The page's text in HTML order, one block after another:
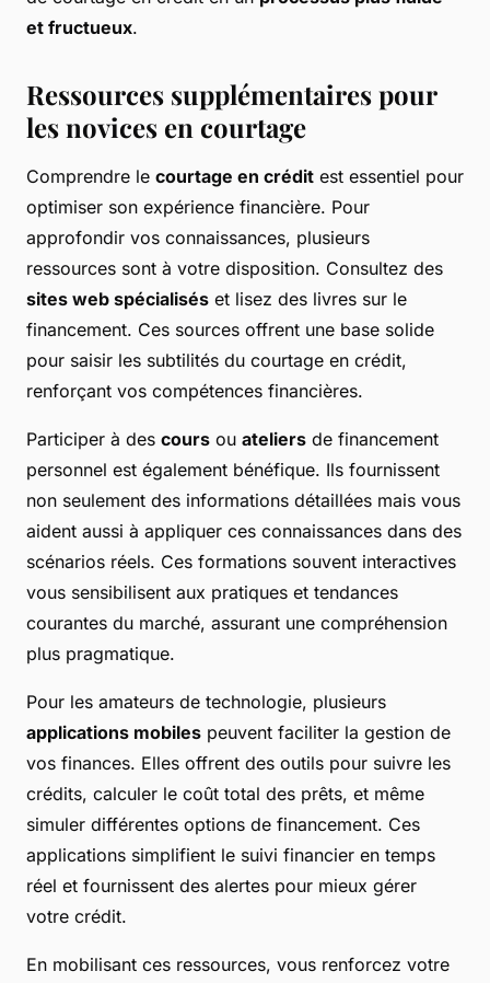
et fructueux.
Ressources supplémentaires pour
les novices en courtage
Comprendre le courtage en crédit est essentiel pour
optimiser son expérience financière. Pour
approfondir vos connaissances, plusieurs
ressources sont à votre disposition. Consultez des
sites web spécialisés et lisez des livres sur le
financement. Ces sources offrent une base solide
pour saisir les subtilités du courtage en crédit,
renforçant vos compétences financières.
Participer à des cours ou ateliers de financement
personnel est également bénéfique. Ils fournissent
non seulement des informations détaillées mais vous
aident aussi à appliquer ces connaissances dans des
scénarios réels. Ces formations souvent interactives
vous sensibilisent aux pratiques et tendances
courantes du marché, assurant une compréhension
plus pragmatique.
Pour les amateurs de technologie, plusieurs
applications mobiles peuvent faciliter la gestion de
vos finances. Elles offrent des outils pour suivre les
crédits, calculer le coût total des prêts, et même
simuler différentes options de financement. Ces
applications simplifient le suivi financier en temps
réel et fournissent des alertes pour mieux gérer
votre crédit.
En mobilisant ces ressources, vous renforcez votre